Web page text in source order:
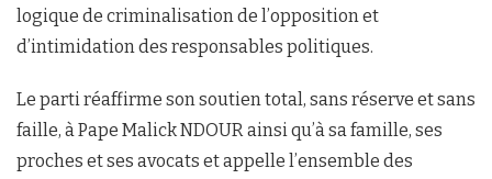
logique de criminalisation de l’opposition et
d’intimidation des responsables politiques.
Le parti réaffirme son soutien total, sans réserve et sans
faille, à Pape Malick NDOUR ainsi qu’à sa famille, ses
proches et ses avocats et appelle l’ensemble des